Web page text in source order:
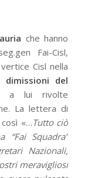
che hanno
Fai-Cisl,
Cisl nella
del
a lui rivolte
La lettera di
«…Tutto ciò
Squadra”
Nazionali,
meravigliosi